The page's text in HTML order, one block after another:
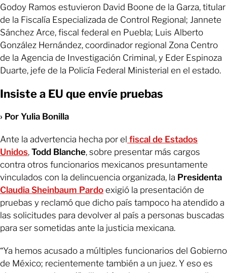
Godoy Ramos estuvieron David Boone de la Garza, titular
de la Fiscalía Especializada de Control Regional; Jannete
Sánchez Arce, fiscal federal en Puebla; Luis Alberto
González Hernández, coordinador regional Zona Centro
de la Agencia de Investigación Criminal, y Eder Espinoza
Duarte, jefe de la Policía Federal Ministerial en el estado.
Insiste a EU que envíe pruebas
› Por Yulia Bonilla
Ante la advertencia hecha por el fiscal de Estados
Unidos, Todd Blanche, sobre presentar más cargos
contra otros funcionarios mexicanos presuntamente
vinculados con la delincuencia organizada, la Presidenta
Claudia Sheinbaum Pardo exigió la presentación de
pruebas y reclamó que dicho país tampoco ha atendido a
las solicitudes para devolver al país a personas buscadas
para ser sometidas ante la justicia mexicana.
“Ya hemos acusado a múltiples funcionarios del Gobierno
de México; recientemente también a un juez. Y eso es